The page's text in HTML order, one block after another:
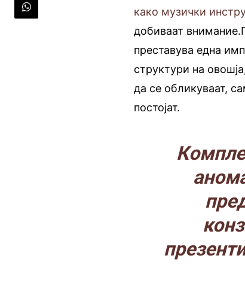
како музички
добиваат
преставува една
структури на
да се обликуваат,
постојат.